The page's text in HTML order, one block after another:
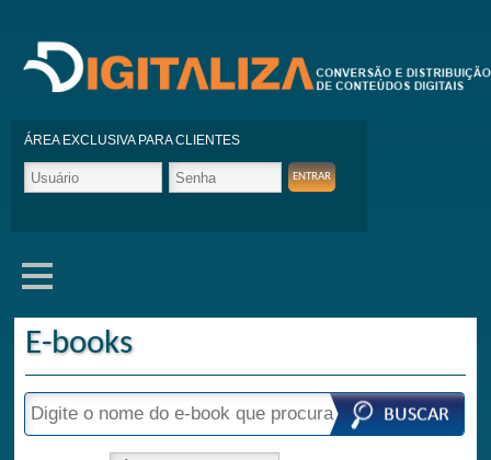
ÁREA EXCLUSIVA PARA CLIENTES
E-books